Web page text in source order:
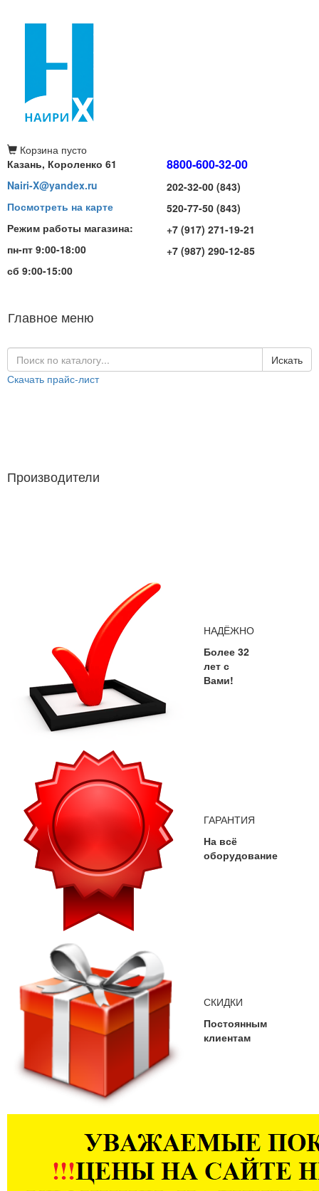
Корзина пусто
Казань, Короленко 61
Nairi-X@yandex.ru
Посмотреть на карте
Режим работы магазина:
пн-пт 9:00-18:00
сб 9:00-15:00
8800-600-32-00
202-32-00 (843)
520-77-50 (843)
+7 (917) 271-19-21
+7 (987) 290-12-85
Главное меню
Искать
Скачать прайс-лист
Производители
НАДЁЖНО
Более 32
лет с
Вами!
ГАРАНТИЯ
На всё
оборудование
СКИДКИ
Постоянным
клиентам